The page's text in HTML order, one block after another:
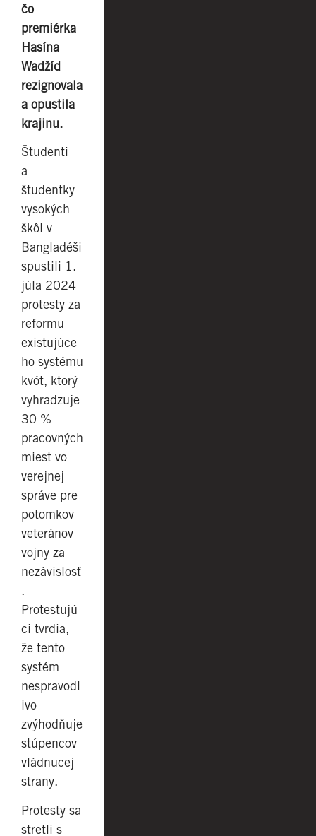
čo
premiérka
Hasína
Wadžíd
rezignovala
a opustila
krajinu.
Študenti
a
študentky
vysokých
škôl v
Bangladéši
spustili 1.
júla 2024
protesty za
reformu
existujúce
ho systému
kvót, ktorý
vyhradzuje
30 %
pracovných
miest vo
verejnej
správe pre
potomkov
veteránov
vojny za
nezávislosť
.
Protestujú
ci tvrdia,
že tento
systém
nespravodl
ivo
zvýhodňuje
stúpencov
vládnucej
strany.
Protesty sa
stretli s